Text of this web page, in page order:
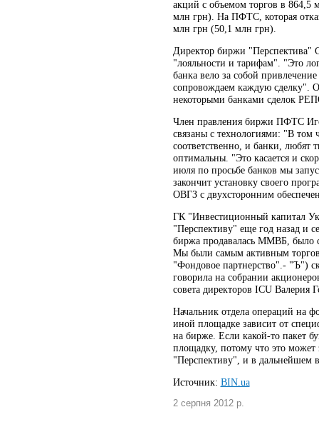
акций с объемом торгов в 864,5
млн грн). На ПФТС, которая
млн грн (50,1 млн грн).
Директор биржи "Перспектива"
"лояльности и тарифам". "Это
банка вело за собой
сопровождаем каждую сделку".
некоторыми банками сделок
Член правления биржи ПФТС
связаны с технологиями: "В
соответственно, и банки, любят
оптимальны. "Это касается и
июля по просьбе банков мы
закончит установку своего
ОВГЗ с двухсторонним
ГК "Инвестиционный капитал
"Перспективу" еще год назад и
биржа продавалась ММВБ, было
Мы были самым активным
"Фондовое партнерство".- "Ъ")
говорила на собрании
совета директоров ICU Валерия
Начальник отдела операций на
иной площадке зависит от
на бирже. Если какой-то пакет
площадку, потому что это может
"Перспективу", и в дальнейшем
Источник: BIN.ua
2 серпня 2012 р.